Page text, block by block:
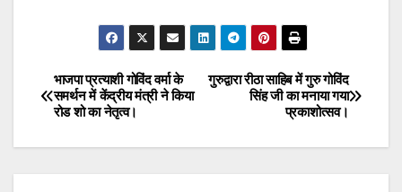
Post
navigation
गुरुद्वारा रीठा साहिब में गुरु गोविंद
सिंह जी का मनाया गया
प्रकाशोत्सव।
भाजपा प्रत्याशी गोविंद वर्मा के
समर्थन में केंद्रीय मंत्री ने किया
रोड शो का नेतृत्व।